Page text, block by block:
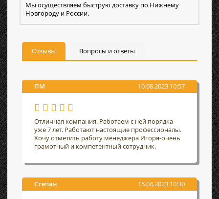
Мы осуществляем быструю доставку по Нижнему
Новгороду и России.
Отзывы Вопросы и ответы
ПМ 10.08.2023 10:57
Отличная компания. Работаем с ней порядка
уже 7 лет. Работают настоящие профессионалы.
Хочу отметить работу менеджера Игоря-очень
грамотный и компетентный сотрудник.
Степан 15.04.2023 10:30